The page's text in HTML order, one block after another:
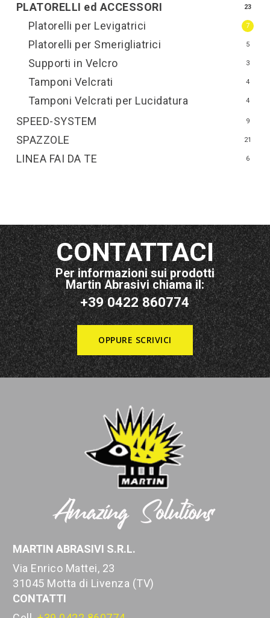
LINEA FAI DA TE 6
PLATORELLI ed ACCESSORI 23
Platorelli per Levigatrici 7
Platorelli per Smerigliatrici 5
Supporti in Velcro 3
Tamponi Velcrati 4
Tamponi Velcrati per Lucidatura 4
SPAZZOLE 21
SPEED-SYSTEM 9
CONTATTACI
Per informazioni sui prodotti
Martin Abrasivi chiama il:
+39 0422 860774
OPPURE SCRIVICI
MARTIN ABRASIVI S.R.L.
Via Enrico Mattei, 23
31045 Motta di Livenza (TV)
CONTATTI